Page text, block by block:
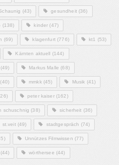
(43) gesundheit(36)
(138) kinder (47)
(69) klagenfurt(776) kt1 (53)
Kärnten aktuell (144)
(49) Markus Malle (68)
(40) mmkk(45) Musik (41)
peter kaiser(162)
schuschnig (38) sicherheit (36)
st.veit(49) stadtgespräch (74)
Unnützes Filmwissen (77)
(44) wörthersee (44)